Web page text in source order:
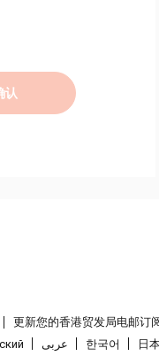
认
更新您的香港贸发局电邮订
عربى 한국어 日